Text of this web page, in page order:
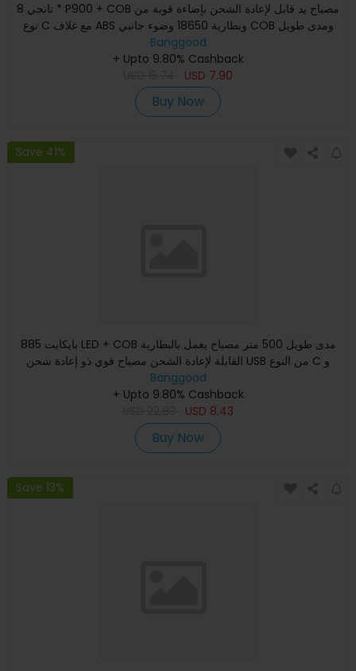
تانجي 8 * P900 + COB مصباح يد قابل لإعادة الشحن بإضاءة قوية من
نوع C مع غلاف ABS وبطارية 18650 وضوء جانبي COB ومدى طويل
Banggood
+ Upto 9.80% Cashback
USD 7.90
Buy Now
Save 41%
بايكايت 885 LED + COB مدى طويل 500 متر مصباح يعمل بالبطارية
القابلة لإعادة الشحن مصباح قوي ذو إعادة شحن USB من النوع C و
Banggood
+ Upto 9.80% Cashback
USD 8.43
Buy Now
Save 13%